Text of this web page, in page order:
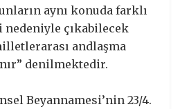
aynı konuda farklı
çıkabilecek
andlaşma
denilmektedir.
Beyannamesi’nin 23/4.